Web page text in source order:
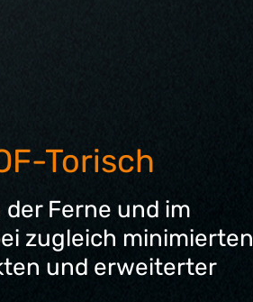
Torisch
Ferne und im
zugleich minimierten
und erweiterter